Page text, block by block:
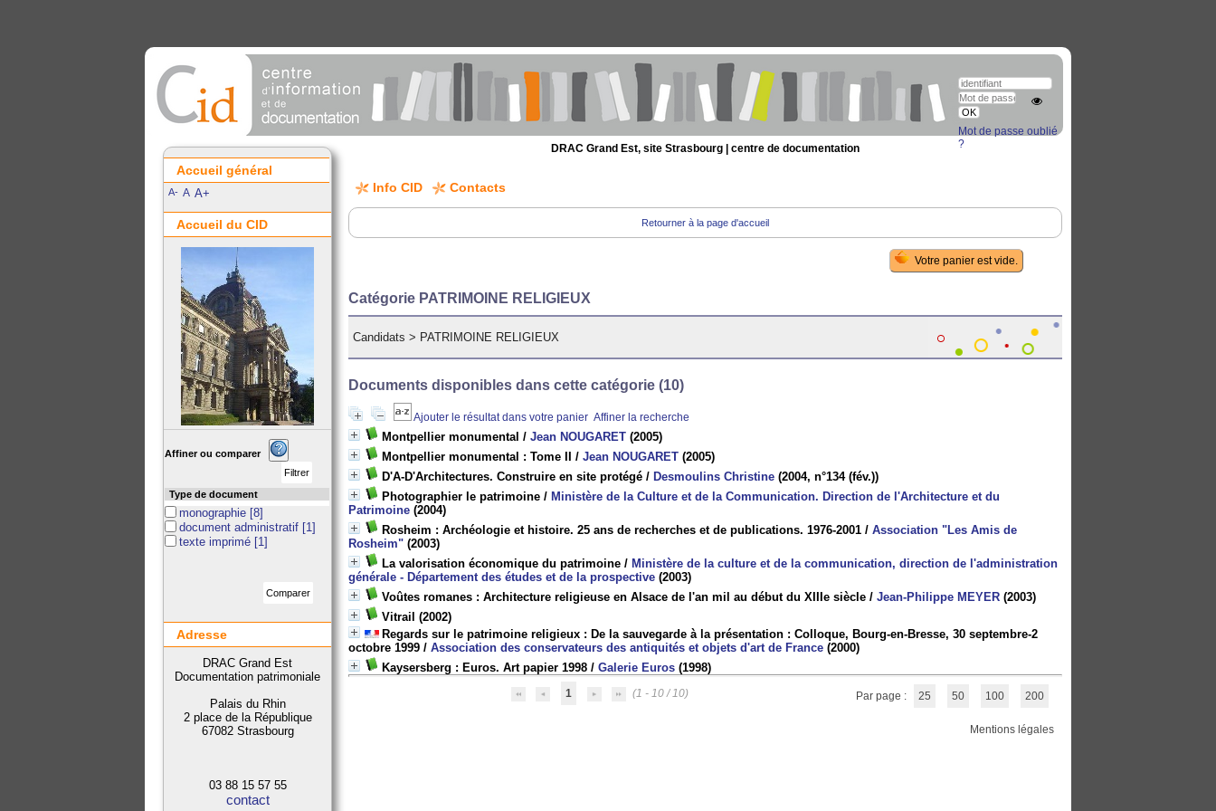
DRAC Grand Est, site Strasbourg | centre de documentation
Info CID Contacts
Retourner à la page d'accueil
Catégorie PATRIMOINE RELIGIEUX
Candidats > PATRIMOINE RELIGIEUX
Documents disponibles dans cette catégorie (10)
Ajouter le résultat dans votre panier Affiner la recherche
Montpellier monumental /Jean NOUGARET (2005)
Montpellier monumental : Tome II
/Jean NOUGARET (2005)
D'A-D'Architectures. Construire en site protégé / Desmoulins Christine (2004, n°134 (fév.))
Photographier le patrimoine / Ministère de la Culture et de la Communication. Direction de l'Architecture et du
Patrimoine (2004)
Rosheim : Archéologie et histoire. 25 ans de recherches et de publications. 1976-2001 /Association "Les Amis de
Rosheim" (2003)
La valorisation économique du patrimoine / Ministère de la culture et de la communication, direction de l'administration
générale - Département des études et de la prospective (2003)
Voûtes romanes : Architecture religieuse en Alsace de l'an mil au début du XIIIe siècle /Jean-Philippe MEYER (2003)
Vitrail (2002)
Regards sur le patrimoine religieux : De la sauvegarde à la présentation : Colloque, Bourg-en-Bresse, 30 septembre-2
octobre 1999 /Association des conservateurs des antiquités et objets d'art de France (2000)
Kaysersberg : Euros. Art papier 1998 /Galerie Euros (1998)
1 (1 - 10 / 10) Par page : 25 50 100 200
Mentions légales
Accueil général
A- A A+
Accueil du CID
Mot de passe oublié
?
Affiner ou comparer
Type de document
monographie [8]
document administratif [1]
texte imprimé [1]
Adresse
DRAC Grand Est
Documentation patrimoniale
Palais du Rhin
2 place de la République
67082 Strasbourg
03 88 15 57 55
contact